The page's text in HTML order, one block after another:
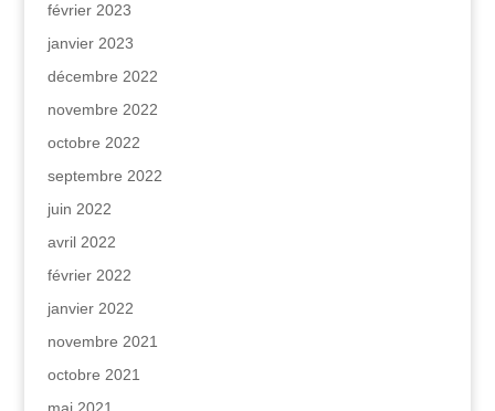
février 2023
janvier 2023
décembre 2022
novembre 2022
octobre 2022
septembre 2022
juin 2022
avril 2022
février 2022
janvier 2022
novembre 2021
octobre 2021